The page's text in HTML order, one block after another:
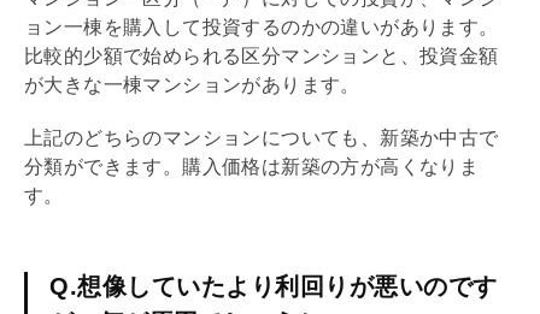
ョン一棟を購入して投資するのかの違いがあります。
比較的少額で始められる区分マンションと、投資金額
が大きな一棟マンションがあります。
上記のどちらのマンションについても、新築か中古で
分類ができます。購入価格は新築の方が高くなりま
す。
Q.想像していたより利回りが悪いのです